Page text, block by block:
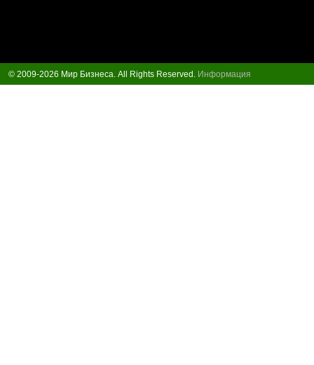
© 2009-2026 Мир Бизнеса. All Rights Reserved. Информация